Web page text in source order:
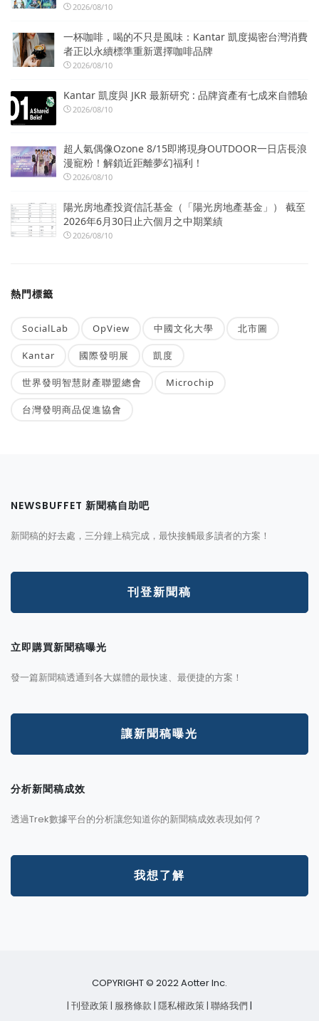
2026/08/10
一杯咖啡，喝的不只是風味：Kantar 凱度揭密台灣消費
者正以永續標準重新選擇咖啡品牌
2026/08/10
Kantar 凱度與 JKR 最新研究 : 品牌資產有七成來自體驗
2026/08/10
超人氣偶像Ozone 8/15即將現身OUTDOOR一日店長浪
漫寵粉！解鎖近距離夢幻福利！
2026/08/10
陽光房地產投資信託基金（「陽光房地產基金」） 截至
2026年6月30日止六個月之中期業績
2026/08/10
熱門標籤
SocialLab OpView 中國文化大學 北市圖
Kantar 國際發明展 凱度
世界發明智慧財產聯盟總會 Microchip
台灣發明商品促進協會
NEWSBUFFET 新聞稿自助吧
新聞稿的好去處，三分鐘上稿完成，最快接觸最多讀者的方案！
刊登新聞稿
立即購買新聞稿曝光
發一篇新聞稿透通到各大媒體的最快速、最便捷的方案！
讓新聞稿曝光
分析新聞稿成效
透過Trek數據平台的分析讓您知道你的新聞稿成效表現如何？
我想了解
COPYRIGHT © 2022 Aotter Inc.
| 刊登政策| 服務條款 | 隱私權政策| 聯絡我們 |